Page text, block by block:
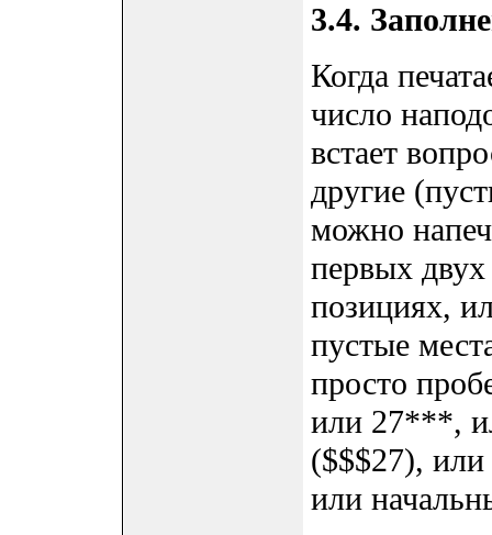
3.4.
Когда
число
встает
другие
можно
первых
позициях,
пустые
просто
или 27***,
($$$27),
или